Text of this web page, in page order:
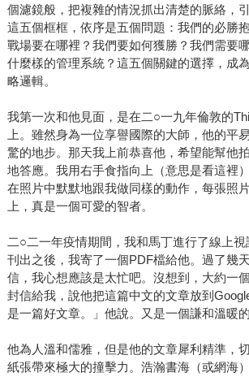
個濾鏡般，把複雜的情況抓出清楚的脈絡，
這五個框框，依序是五個問題：我們的必勝
戰場要在哪裡？我們要如何獲勝？我們需要
什麼樣的管理系統？這五個關鍵的選擇，成
略邏輯。
我第一次和他見面，是在二○一九年倫敦的
上。雖然身為一位享譽國際的大師，他的平
驚的地步。那天我上前恭喜他，希望能幫他
地答應。我用右手食指向上（意思是看這裡
在照片中默默地跟我做同樣的動作，每張照
上，真是一個可愛的智者。
二○二一年疫情期間，我和馬丁進行了線上
刊出之後，我寄了一個PDF檔給他。過了幾
信，我心想應該是太忙吧。沒想到，大約一
封信給我，說他把這篇中文的文章放到
是一篇好文章。」他說。又是一個謙和溫暖的
他為人溫和儒雅，但是他的文章犀利精準，
紙張帶來極大的撞擊力。浩瀚書海（或網海